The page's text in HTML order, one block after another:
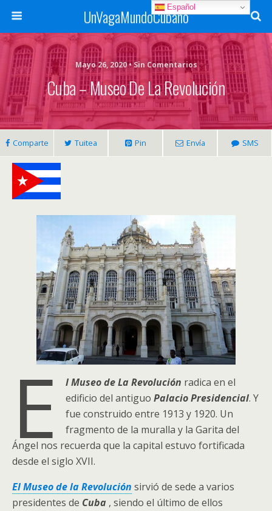
UnVagaMundoCubano
Mayo 26, 2020 • Sin Comentarios
Cuba – Museo De La Revolución
Comparte Tuitea Pin Envía SMS
E l Museo de La Revolución radica en el
edificio del antiguoPalacio Presidencial. Y
fue construido entre 1913 y 1920. Un
fragmento de la muralla y la Garita del
Ángel nos recuerda que la capital estuvo fortificada
desde el siglo XVII.
El Museo de la Revolución sirvió de sede a varios
presidentes de Cuba , siendo el último de ellos
Español